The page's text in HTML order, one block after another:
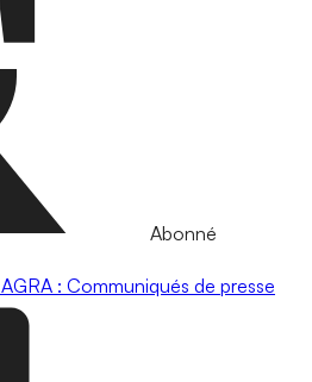
Abonné
AGRA : Communiqués de presse